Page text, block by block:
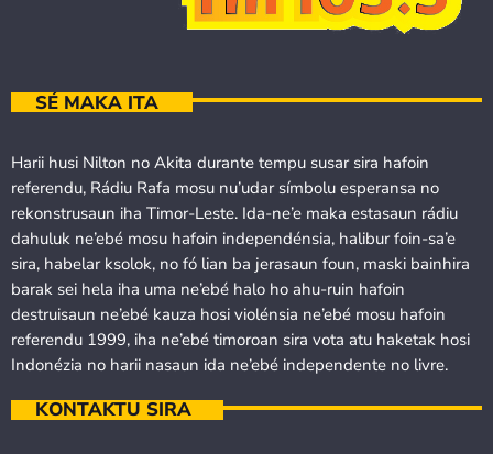
SÉ MAKA ITA
Harii husi Nilton no Akita durante tempu susar sira hafoin
referendu, Rádiu Rafa mosu nu’udar símbolu esperansa no
rekonstrusaun iha Timor-Leste. Ida-ne’e maka estasaun rádiu
dahuluk ne’ebé mosu hafoin independénsia, halibur foin-sa’e
sira, habelar ksolok, no fó lian ba jerasaun foun, maski bainhira
barak sei hela iha uma ne’ebé halo ho ahu-ruin hafoin
destruisaun ne’ebé kauza hosi violénsia ne’ebé mosu hafoin
referendu 1999, iha ne’ebé timoroan sira vota atu haketak hosi
Indonézia no harii nasaun ida ne’ebé independente no livre.
KONTAKTU SIRA